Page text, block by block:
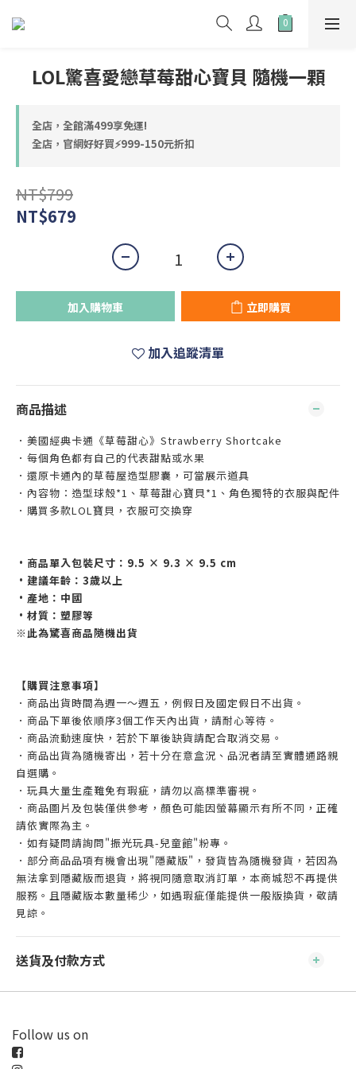
LOL驚喜愛戀草莓甜心寶貝 隨機一顆
全店，全館滿499享免運!
全店，官網好好買⚡999-150元折扣
NT$799
NT$679
加入購物車 立即購買
加入追蹤清單
商品描述
．美國經典卡通《草莓甜心》Strawberry Shortcake
．每個角色都有自己的代表甜點或水果
．還原卡通內的草莓屋造型膠囊，可當展示道具
．內容物：造型球殼*1、草莓甜心寶貝*1、角色獨特的衣服與配件
．購買多款LOL寶貝，衣服可交換穿
•商品單入包裝尺寸：9.5 × 9.3 × 9.5 cm
•建議年齡：3歲以上
•產地：中國
•材質：塑膠等
※此為驚喜商品隨機出貨
【購買注意事項】
．商品出貨時間為週一～週五，例假日及國定假日不出貨。
．商品下單後依順序3個工作天內出貨，請耐心等待。
．商品流動速度快，若於下單後缺貨請配合取消交易。
．商品出貨為隨機寄出，若十分在意盒況、品況者請至實體通路親
自選購。
．玩具大量生產難免有瑕疵，請勿以高標準審視。
．商品圖片及包裝僅供參考，顏色可能因螢幕顯示有所不同，正確
請依實際為主。
．如有疑問請詢問"振光玩具-兒童館"粉專。
．部分商品品項有機會出現"隱藏版"，發貨皆為隨機發貨，若因為
無法拿到隱藏版而退貨，將視同隨意取消訂單，本商城恕不再提供
服務。且隱藏版本數量稀少，如遇瑕疵僅能提供一般版換貨，敬請
見諒。
送貨及付款方式
Follow us on